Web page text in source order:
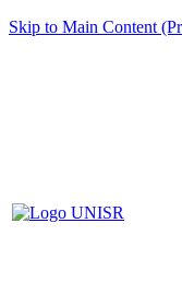
Skip to Main Content